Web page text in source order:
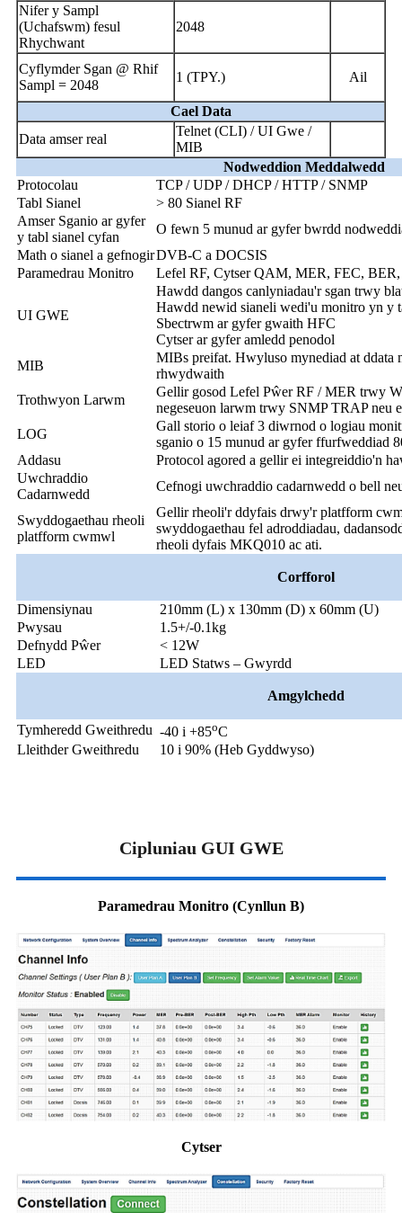
Nifer y Sampl
(Uchafswm) fesul
Rhychwant
2048
Cyflymder Sgan @ Rhif
Sampl = 2048
1 (TPY.) Ail
Cael Data
Data amser real
Telnet (CLI) / UI Gwe /
MIB
Nodweddion Meddalwedd
Protocolau
TCP / UDP / DHCP / HTTP / SNMP
Tabl Sianel
> 80 Sianel RF
Amser Sganio ar gyfer
y tabl sianel cyfan
O fewn 5 munud ar gyfer bwrdd
Math o sianel a gefnogirDVB-C a DOCSIS
Paramedrau Monitro
Lefel RF, Cytser QAM, MER, FEC, BER,
UI GWE
Hawdd dangos canlyniadau'r sgan trwy
Hawdd newid sianeli wedi'u monitro yn y
Sbectrwm ar gyfer gwaith HFC
Cytser ar gyfer amledd penodol
MIB
MIBs preifat. Hwyluso mynediad at ddata
rhwydwaith
Trothwyon Larwm
Gellir gosod Lefel Pŵer RF / MER trwy
negeseuon larwm trwy SNMP TRAP neu
LOG
Gall storio o leiaf 3 diwrnod o logiau
sganio o 15 munud ar gyfer ffurfweddiad
Addasu
Protocol agored a gellir ei integreiddio'n
Uwchraddio
Cadarnwedd
Cefnogi uwchraddio cadarnwedd o bell
Swyddogaethau rheoli
platfform cwmwl
Gellir rheoli'r ddyfais drwy'r platfform
swyddogaethau fel adroddiadau,
rheoli dyfais MKQ010 ac ati.
Corfforol
Dimensiynau
210mm (L) x 130mm (D) x 60mm (U)
Pwysau
1.5+/-0.1kg
Defnydd Pŵer
< 12W
LED
LED Statws – Gwyrdd
Amgylchedd
Tymheredd Gweithredu -40 i +85oC
Lleithder Gweithredu
10 i 90% (Heb Gyddwyso)
Cipluniau GUI GWE
Paramedrau Monitro (Cynllun B)
Cytser